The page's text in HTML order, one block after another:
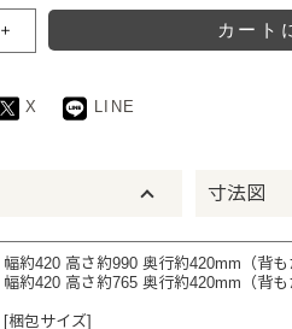
＋
X LINE
幅約420 高さ約990 奥行約420mm（背も
幅約420 高さ約765 奥行約420mm（背も
[梱包サイズ]
寸法図